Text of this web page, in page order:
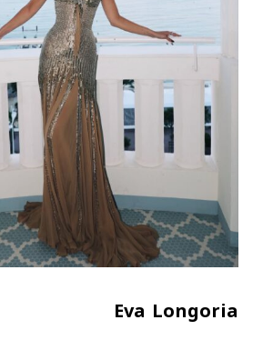
Eva Longoria